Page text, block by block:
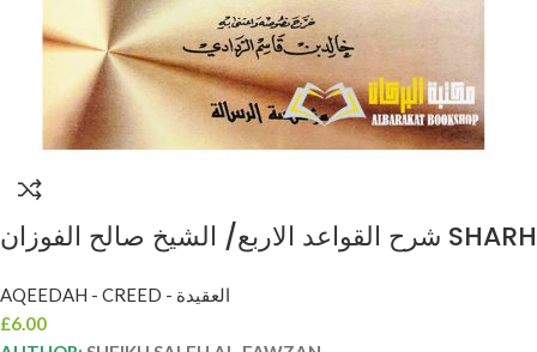
شرح القواعد الاربع/ الشيخ صالح الفوزان SHARH
AQEEDAH - CREED - العقيدة
£6.00